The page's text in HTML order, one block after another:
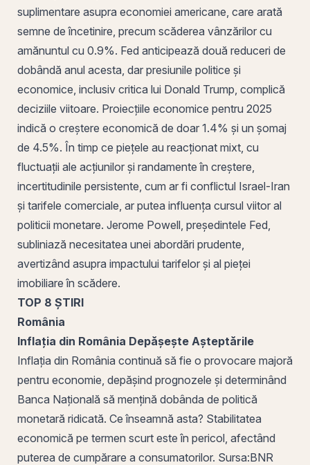
suplimentare asupra economiei americane, care arată
semne de încetinire, precum scăderea vânzărilor cu
amănuntul cu 0.9%. Fed anticipează două reduceri de
dobândă anul acesta, dar presiunile politice și
economice, inclusiv critica lui Donald Trump, complică
deciziile viitoare. Proiecțiile economice pentru 2025
indică o creștere economică de doar 1.4% și un șomaj
de 4.5%. În timp ce piețele au reacționat mixt, cu
fluctuații ale acțiunilor și randamente în creștere,
incertitudinile persistente, cum ar fi conflictul Israel-Iran
și tarifele comerciale, ar putea influența cursul viitor al
politicii monetare. Jerome Powell, președintele Fed,
subliniază necesitatea unei abordări prudente,
avertizând asupra impactului tarifelor și al pieței
imobiliare în scădere.
TOP 8 ȘTIRI
România
Inflația din România Depășește Așteptările
Inflația din România continuă să fie o provocare majoră
pentru economie, depășind prognozele și determinând
Banca Națională să mențină dobânda de politică
monetară ridicată. Ce înseamnă asta? Stabilitatea
economică pe termen scurt este în pericol, afectând
puterea de cumpărare a consumatorilor. Sursa:BNR